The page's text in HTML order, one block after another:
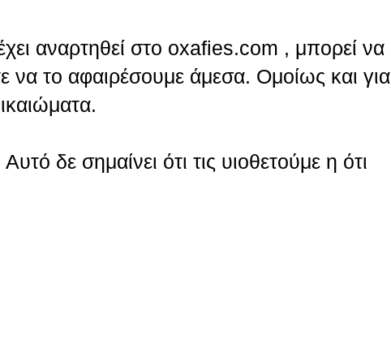
αναρτηθεί στο oxafies.com , μπορεί να
το αφαιρέσουμε άμεσα. Ομοίως και για
δε σημαίνει ότι τις υιοθετούμε η ότι